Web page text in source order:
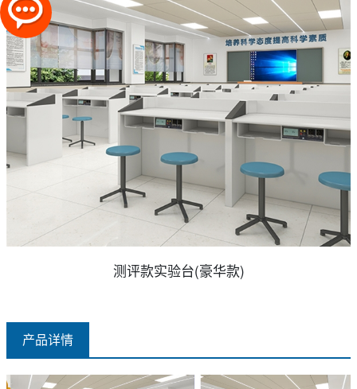
测评款实验台(豪华款)
产品详情